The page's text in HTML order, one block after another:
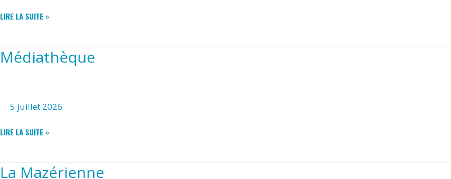
BAL
LIRE LA SUITE »
Médiathèque
5 juillet 2026
MÉDIATHÈQUE
LIRE LA SUITE »
La Mazérienne